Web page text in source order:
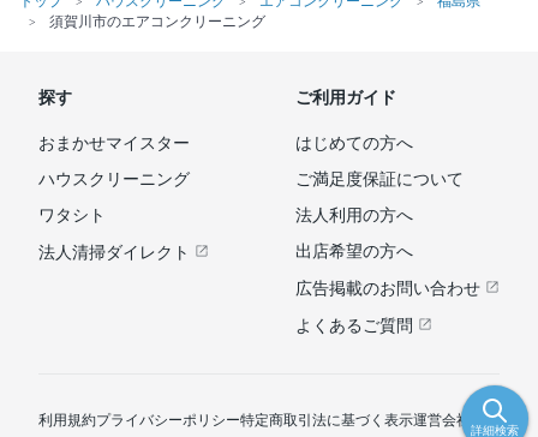
須賀川市のエアコンクリーニング
詳細検索
探す
おまかせマイスター
ハウスクリーニング
ワタシト
法人清掃ダイレクト
ご利用ガイド
はじめての方へ
ご満足度保証について
法人利用の方へ
出店希望の方へ
広告掲載のお問い合わせ
よくあるご質問
利用規約プライバシーポリシー特定商取引法に基づく表示運営会社